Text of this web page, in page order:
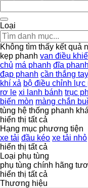
Loại
Không tìm thấy kết quả
kẹp phanh van điều
chủ má phanh đĩa phanh
đạp phanh cần thắng tay
khí xả bộ điều chỉnh lực
rơ le xi lanh bánh trục
biến mòn màng chắn
tùng hệ thống phanh
hiển thị tất cả
Hạng mục phương tiện
xe tải đầu kéo xe tải nhỏ
hiển thị tất cả
Loại phụ tùng
phụ tùng chính hãng
hiển thị tất cả
Thương hiệu